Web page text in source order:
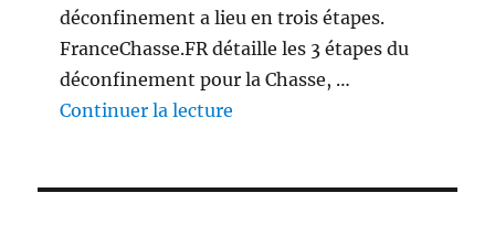
déconfinement a lieu en trois étapes.
FranceChasse.FR détaille les 3 étapes du
déconfinement pour la Chasse, …
Continuer la lecture